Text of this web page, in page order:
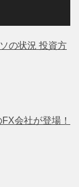
の状況 投資方
会社が登場！